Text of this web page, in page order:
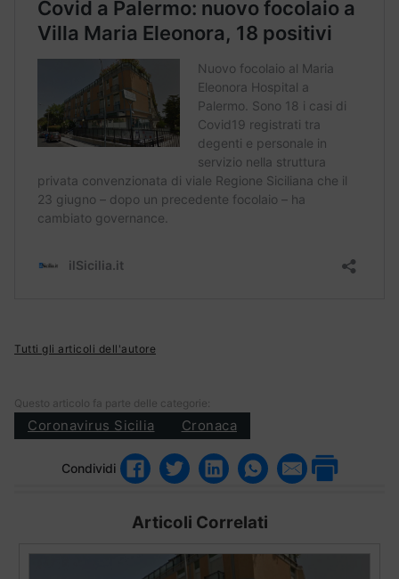
Tutti gli articoli dell'autore
Questo articolo fa parte delle categorie:
Coronavirus Sicilia Cronaca
Condividi
Articoli Correlati